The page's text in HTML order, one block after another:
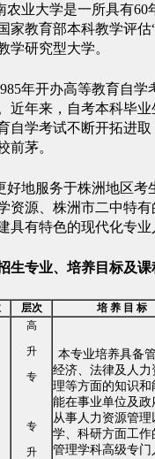
农业大学是一所具有
家教育部本科教学评
学研究型大学。
年开办高等教育自学
近年来，自考本科毕
自学考试不断开拓进
前茅。
好地服务于株洲地区考
资源、株洲市二中特
具有特色的现代化专
生专业、培养目 标及课
层次 培 养 目 标
高
升
专
专
升
本专业培养具备
经济、法律及人力
理等方面的知识和
能在事业单位及政
从事人力资源管理
学、科研方面工作
管理学科高级专门